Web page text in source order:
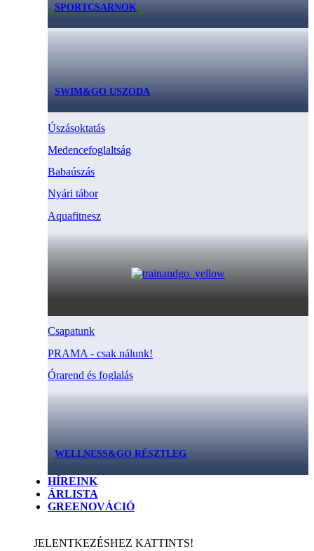
SPORTCSARNOK
SWIM&GO USZODA
Úszásoktatás
Medencefoglaltság
Babaúszás
Nyári tábor
Aquafitnesz
Csapatunk
PRAMA - csak nálunk!
Órarend és foglalás
WELLNESS&GO RÉSZTLEG
HÍREINK
ÁRLISTA
GREENOVÁCIÓ
JELENTKEZÉSHEZ KATTINTS!